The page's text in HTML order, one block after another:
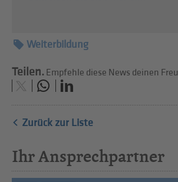
Weiterbildung
Teilen. Empfehle diese News deinen
Zurück zur Liste
Ihr Ansprechpartner